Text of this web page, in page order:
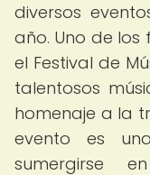
diversos
año. Uno de
el Festival de
talentosos
homenaje a la
evento es
sumergirse